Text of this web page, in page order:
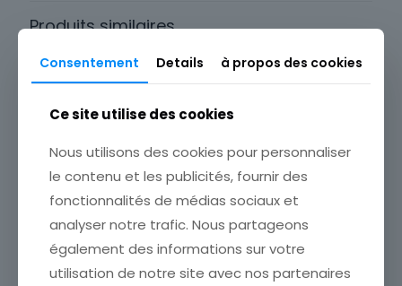
Produits similaires
Consentement Details à propos des cookies
Ce site utilise des cookies
Nous utilisons des cookies pour personnaliser
le contenu et les publicités, fournir des
fonctionnalités de médias sociaux et
analyser notre trafic. Nous partageons
également des informations sur votre
utilisation de notre site avec nos partenaires